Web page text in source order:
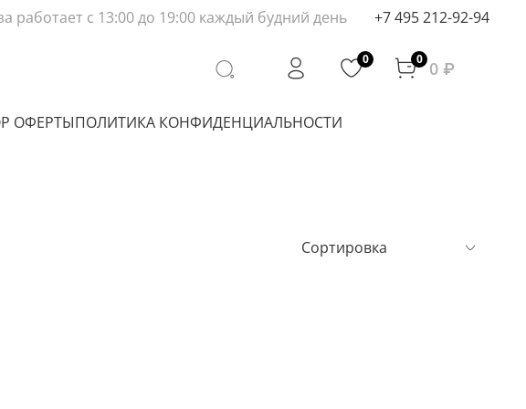
работает с 13:00 до 19:00 каждый будний день +7 495 212-92-94
0 0 0 ₽
ОФЕРТЫПОЛИТИКА КОНФИДЕНЦИАЛЬНОСТИ